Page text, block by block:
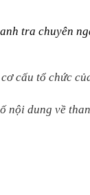
tra chuyên
cấu tổ chức
nội dung về